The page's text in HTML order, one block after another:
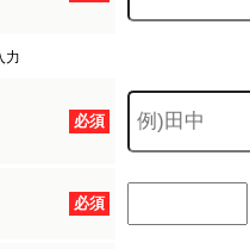
力
必須
必須